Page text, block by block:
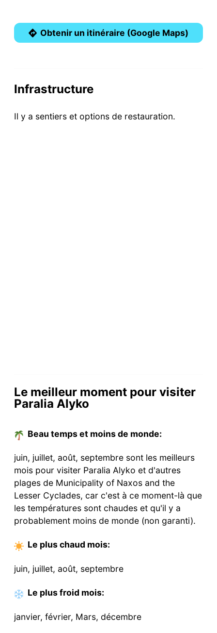
Obtenir un itinéraire (Google Maps)
Infrastructure
Il y a sentiers et options de restauration.
Le meilleur moment pour visiter
Paralia Alyko
Beau temps et moins de monde:
juin, juillet, août, septembre sont les meilleurs
mois pour visiter Paralia Alyko et d'autres
plages de Municipality of Naxos and the
Lesser Cyclades, car c'est à ce moment-là que
les températures sont chaudes et qu'il y a
probablement moins de monde (non garanti).
Le plus chaud mois:
juin, juillet, août, septembre
Le plus froid mois:
janvier, février, Mars, décembre